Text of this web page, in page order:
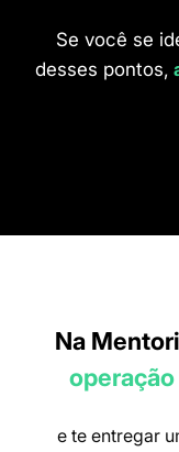
Se você se
desses pontos,
Na
operação
e te entregar